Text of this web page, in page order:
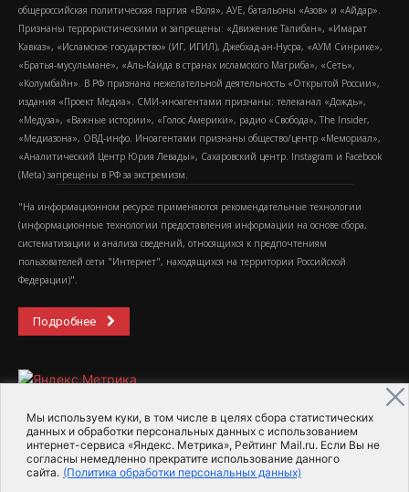
Мы используем куки, в том числе в целях сбора статистических
данных и обработки персональных данных с использованием
интернет-сервиса «Яндекс. Метрика», Рейтинг Mail.ru. Если Вы не
согласны немедленно прекратите использование данного
сайта. (Политика обработки персональных данных)
общероссийская политическая партия «Воля», АУЕ, батальоны «Азов» и «Айдар».
Признаны террористическими и запрещены: «Движение Талибан», «Имарат
Кавказ», «Исламское государство» (ИГ, ИГИЛ), Джебхад-ан-Нусра, «АУМ Синрике»,
«Братья-мусульмане», «Аль-Каида в странах исламского Магриба», «Сеть»,
«Колумбайн». В РФ признана нежелательной деятельность «Открытой России»,
издания «Проект Медиа». СМИ-иноагентами признаны: телеканал «Дождь»,
«Медуза», «Важные истории», «Голос Америки», радио «Свобода», The Insider,
«Медиазона», ОВД-инфо. Иноагентами признаны общество/центр «Мемориал»,
«Аналитический Центр Юрия Левады», Сахаровский центр. Instagram и Facebook
(Metа) запрещены в РФ за экстремизм.
"На информационном ресурсе применяются рекомендательные технологии
(информационные технологии предоставления информации на основе сбора,
систематизации и анализа сведений, относящихся к предпочтениям
пользователей сети "Интернет", находящихся на территории Российской
Федерации)".
Подробнее
2015-2026- Информационное агентство МедиаПоток